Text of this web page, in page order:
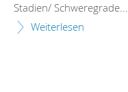
Stadien/ Schweregrade...
Weiterlesen